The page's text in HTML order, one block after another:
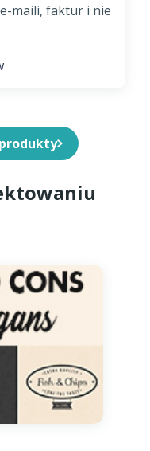
maili, faktur i nie